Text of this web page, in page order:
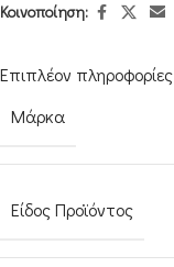
Κοινοποίηση:
Επιπλέον πληροφορίες
Μάρκα
Είδος Προϊόντος